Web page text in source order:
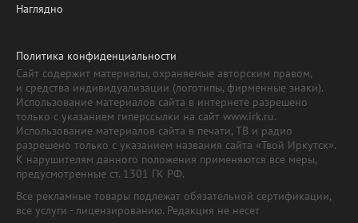
Наглядно
Политика конфиденциальности
Сайт содержит материалы, охраняемые авторским правом,
и средства индивидуализации (логотипы, фирменные знаки).
Использование материалов сайта в интернете разрешено
только с указанием гиперссылки на сайт www.irk.ru.
Использование материалов сайта в печати, ТВ и радио
разрешено только с указанием названия сайта «Твой Иркутск».
К нарушителям данного положения применяются все меры,
предусмотренные ст. 1301 ГК РФ.
Все рекламные товары подлежат обязательной сертификации,
все услуги - лицензированию. Редакция не несет